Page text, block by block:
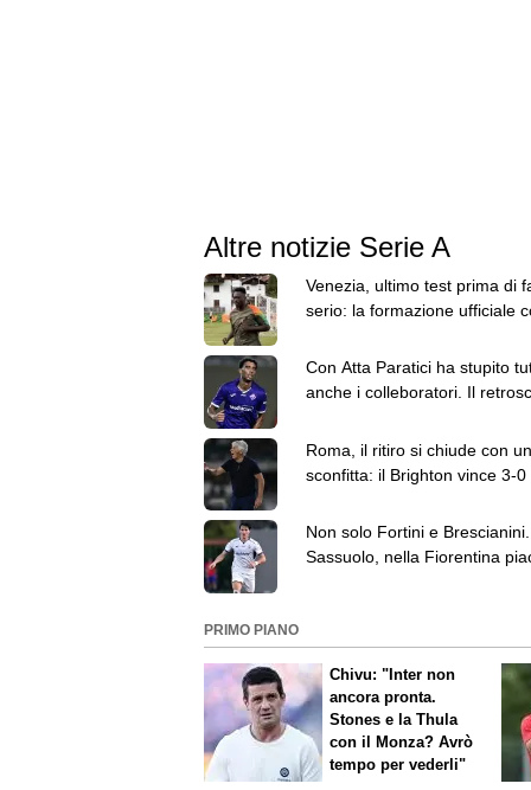
Altre notizie Serie A
Venezia, ultimo test prima di
serio: la formazione ufficiale
Con Atta Paratici ha stupito
anche i colleboratori. Il
Roma, il ritiro si chiude con
sconfitta: il Brighton vince 3-0
Non solo Fortini e Brescianini.
Sassuolo, nella Fiorentina
PRIMO PIANO
Chivu: "Inter non
ancora pronta.
Stones e la Thula
con il Monza? Avrò
tempo per vederli"